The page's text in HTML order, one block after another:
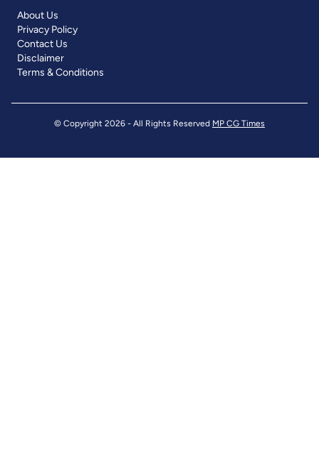
About Us
Privacy Policy
Contact Us
Disclaimer
Terms & Conditions
© Copyright 2026 - All Rights Reserved MP CG Times